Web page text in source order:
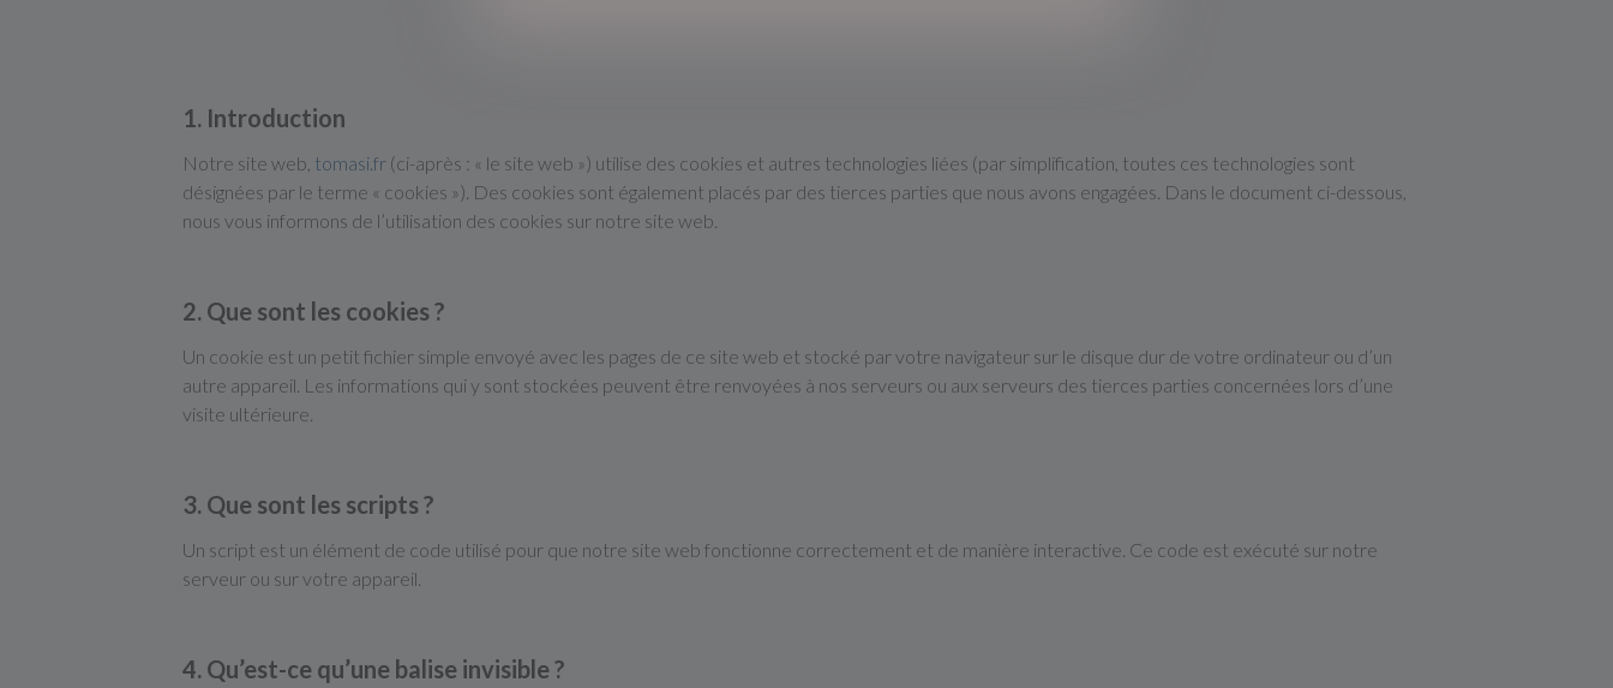
1. Introduction
Notre site web, tomasi.fr (ci-après : « le site web ») utilise des cookies et autres technologies liées (par simplification, toutes ces technologies sont
désignées par le terme « cookies »). Des cookies sont également placés par des tierces parties que nous avons engagées. Dans le document ci-dessous,
nous vous informons de l’utilisation des cookies sur notre site web.
2. Que sont les cookies ?
Un cookie est un petit fichier simple envoyé avec les pages de ce site web et stocké par votre navigateur sur le disque dur de votre ordinateur ou d’un
autre appareil. Les informations qui y sont stockées peuvent être renvoyées à nos serveurs ou aux serveurs des tierces parties concernées lors d’une
visite ultérieure.
3. Que sont les scripts ?
Un script est un élément de code utilisé pour que notre site web fonctionne correctement et de manière interactive. Ce code est exécuté sur notre
serveur ou sur votre appareil.
4. Qu’est-ce qu’une balise invisible ?